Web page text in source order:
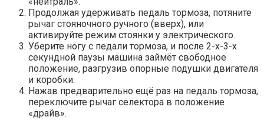
Продолжая удерживать педаль тормоза, потяните
рычаг стояночного ручного (вверх), или
активируйте режим стоянки у электрического.
Уберите ногу с педали тормоза, и после 2-х-3-х
секундной паузы машина займёт свободное
положение, разгрузив опорные подушки двигателя
и коробки.
Нажав предварительно ещё раз на педаль тормоза,
переключите рычаг селектора в положение
«драйв».